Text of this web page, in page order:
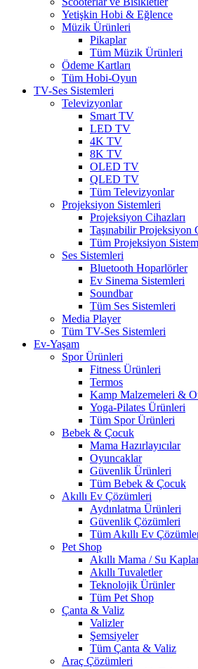
Yetişkin Hobi & Eğlence
Müzik Ürünleri
Pikaplar
Tüm Müzik Ürünleri
Ödeme Kartları
Tüm Hobi-Oyun
TV-Ses Sistemleri
Televizyonlar
Smart TV
LED TV
4K TV
8K TV
OLED TV
QLED TV
Tüm Televizyonlar
Projeksiyon Sistemleri
Projeksiyon Cihazları
Taşınabilir Projeksiyon
Tüm Projeksiyon
Ses Sistemleri
Bluetooth Hoparlörler
Ev Sinema Sistemleri
Soundbar
Tüm Ses Sistemleri
Media Player
Tüm TV-Ses Sistemleri
Ev-Yaşam
Spor Ürünleri
Fitness Ürünleri
Termos
Kamp Malzemeleri &
Yoga-Pilates Ürünleri
Tüm Spor Ürünleri
Bebek & Çocuk
Mama Hazırlayıcılar
Oyuncaklar
Güvenlik Ürünleri
Tüm Bebek & Çocuk
Akıllı Ev Çözümleri
Aydınlatma Ürünleri
Güvenlik Çözümleri
Tüm Akıllı Ev
Pet Shop
Akıllı Mama / Su
Akıllı Tuvaletler
Teknolojik Ürünler
Tüm Pet Shop
Çanta & Valiz
Valizler
Şemsiyeler
Tüm Çanta & Valiz
Araç Çözümleri